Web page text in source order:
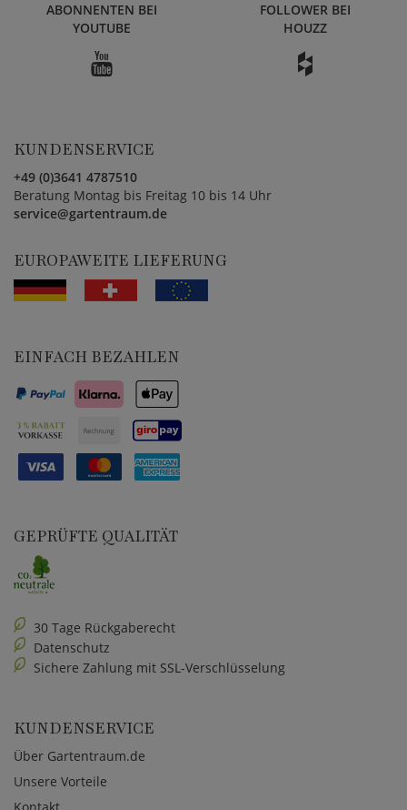
ABONNENTEN BEI
YOUTUBE
FOLLOWER BEI
HOUZZ
KUNDENSERVICE
+49 (0)3641 4787510
Beratung Montag bis Freitag 10 bis 14 Uhr
service@gartentraum.de
EUROPAWEITE LIEFERUNG
EINFACH BEZAHLEN
GEPRÜFTE QUALITÄT
30 Tage Rückgaberecht
Datenschutz
Sichere Zahlung mit SSL-Verschlüsselung
KUNDENSERVICE
Über Gartentraum.de
Unsere Vorteile